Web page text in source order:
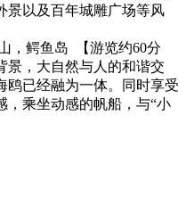
景以及百年城雕广场等风
，鳄鱼岛 【游览约60分
景，大自然与人的和谐交
鸥已经融为一体。同时享受
，乘坐动感的帆船，与“小